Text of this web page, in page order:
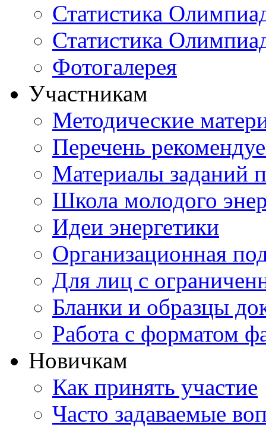
Статистика
Статистика
Фотогалерея
Участникам
Методические
Перечень
Материалы заданий
Школа молодого
Идеи энергетики
Организационная
Для лиц с
Бланки и образцы
Работа с форматом
Новичкам
Как принять участие
Часто задаваемые